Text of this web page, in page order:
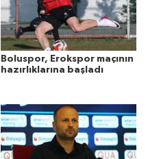
Boluspor, Erokspor maçının
hazırlıklarına başladı